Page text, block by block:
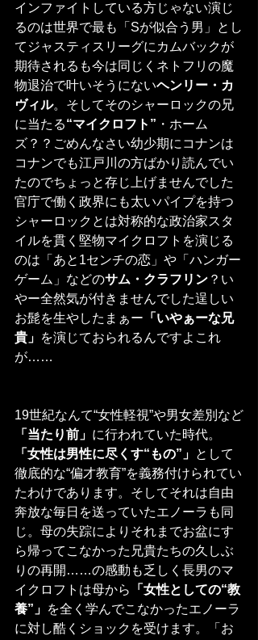
インファイトしている方じゃない演じ
るのは世界で最も「Sが似合う男」とし
てジャスティスリーグにカムバックが
期待されるも今は同じくネトフリの魔
物退治で叶いそうにないヘンリー・カ
ヴィル。そしてそのシャーロックの兄
に当たる“マイクロフト” ・ホーム
ズ？？ごめんなさい幼少期にコナンは
コナンでも江戸川の方ばかり読んでい
たのでちょっと存じ上げませんでした
官庁で働く政界にも太いパイプを持つ
シャーロックとは対称的な政治家スタ
イルを貫く堅物マイクロフトを演じる
のは「あと1センチの恋」や「ハンガー
ゲーム」などのサム・クラフリン ？い
やー全然気が付きませんでした逞しい
お髭を生やしたまぁー 「いやぁーな兄
貴」 を演じておられるんですよこれ
が……
19世紀なんて“女性軽視”や男女差別など
「当たり前」 に行われていた時代。
「女性は男性に尽くす“もの”」 として
徹底的な“偏才教育”を義務付けられてい
たわけであります。そしてそれは自由
奔放な毎日を送っていたエノーラも同
じ。母の失踪によりそれまでお盆にす
ら帰ってこなかった兄貴たちの久しぶ
りの再開……の感動も乏しく長男のマ
イクロフトは母から
「女性としての“教
養”」 を全く学んでこなかったエノーラ
に対し酷くショックを受けます。「お